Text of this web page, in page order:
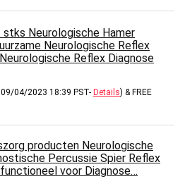
stks Neurologische Hamer
Neurologische Reflex
Reflex Diagnose
04/2023 18:39 PST- Details) & FREE
producten Neurologische
Percussie Spier Reflex
voor Diagnose…